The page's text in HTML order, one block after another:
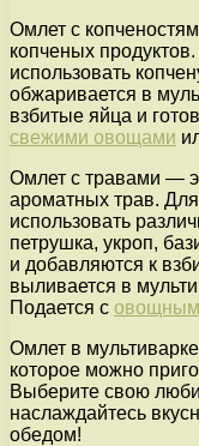
Омлет с
копченых
использовать
обжаривается в
взбитые яйца и
свежими овощами
Омлет с травами —
ароматных трав.
использовать
петрушка, укроп,
и добавляются к
выливается в
Подается с овощным
Омлет в
которое можно
Выберите свою
наслаждайтесь
обедом!